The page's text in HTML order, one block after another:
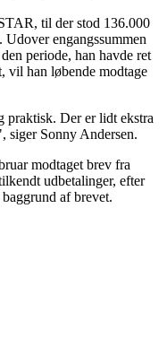
til der stod 136.000
engangssummen
periode, han havde ret
vil han løbende modtage
praktisk. Der er lidt ekstra
siger Sonny Andersen.
modtaget brev fra
udbetalinger, efter
af brevet.